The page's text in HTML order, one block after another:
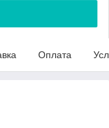
Оплата